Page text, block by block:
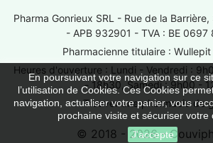
En poursuivant votre navigation sur ce
l’utilisation de Cookies. Ces Cookies
navigation, actualiser votre panier, vous
prochaine visite et sécuriser votre
J'accepte
Pharma Gonrieux SRL - Rue de la
- APB 932901 - TVA : BE
Pharmacienne titulaire :
Heures d'ouverture : Lundi - Vendredi :
- 18h30, Samedi : 9h00 -
Trouver une pharmacie de
© 2018 - 2026 -